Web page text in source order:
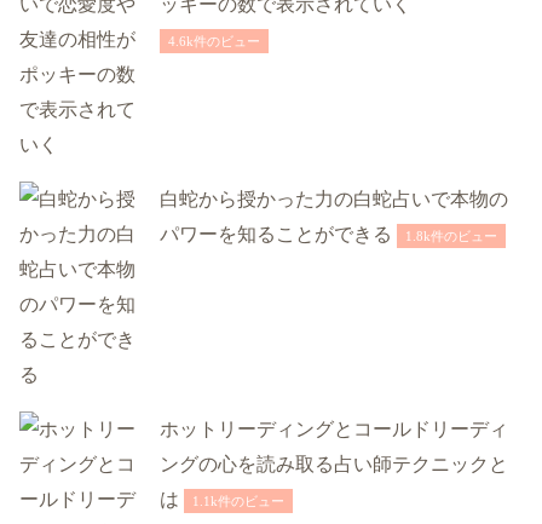
4.6k件のビュー
白蛇から授かった力の白蛇占いで本物の
パワーを知ることができる
1.8k件のビュー
ホットリーディングとコールドリーディ
ングの心を読み取る占い師テクニックと
は
1.1k件のビュー